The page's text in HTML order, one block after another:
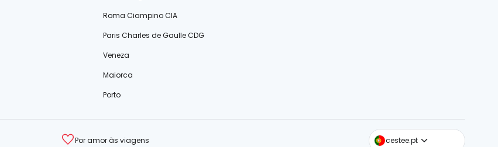
Roma Ciampino CIA
Paris Charles de Gaulle CDG
Veneza
Maiorca
Porto
Por amor às viagens cestee.pt
cestee.com